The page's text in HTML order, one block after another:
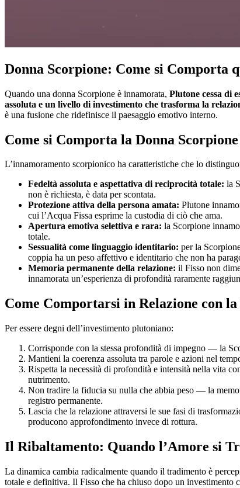
Donna Scorpione: Come si Comporta
Quando una donna Scorpione è innamorata, Plutone cessa di
assoluta e un livello di investimento che trasforma la
è una fusione che ridefinisce il paesaggio emotivo interno.
Come si Comporta la Donna
L’innamoramento scorpionico ha caratteristiche che lo
Fedeltà assoluta e aspettativa di reciprocità totale: la
non è richiesta, è data per scontata.
Protezione attiva della persona amata: Plutone
cui l’Acqua Fissa esprime la custodia di ciò che ama.
Apertura emotiva selettiva e rara: la Scorpione
totale.
Sessualità come linguaggio identitario: per la
coppia ha un peso affettivo e identitario che non ha
Memoria permanente della relazione: il Fisso non
innamorata un’esperienza di profondità raramente
Come Comportarsi in Relazione con
Per essere degni dell’investimento plutoniano:
Corrisponde con la stessa profondità di impegno — la
Mantieni la coerenza assoluta tra parole e azioni nel
Rispetta la necessità di profondità e intensità nella vita
nutrimento.
Non tradire la fiducia su nulla che abbia peso — la
registro permanente.
Lascia che la relazione attraversi le sue fasi di
producono approfondimento invece di rottura.
Il Ribaltamento: Quando l’Amore si
La dinamica cambia radicalmente quando il tradimento è
totale e definitiva. Il Fisso che ha chiuso dopo un investimento